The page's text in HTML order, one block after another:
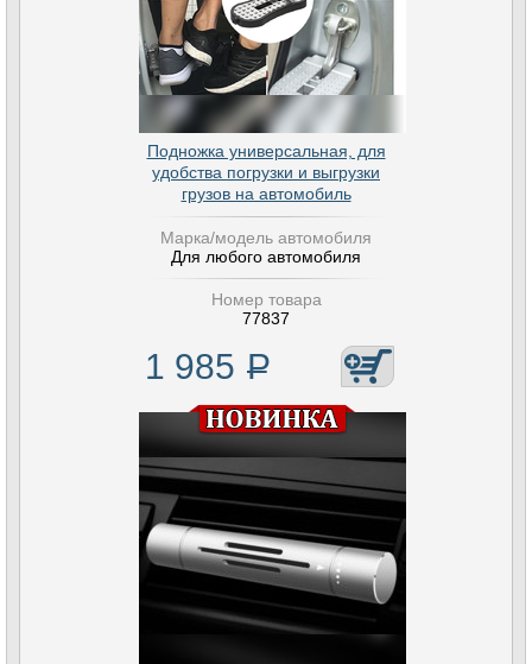
Подножка универсальная, для
удобства погрузки и выгрузки
грузов на автомобиль
Марка/модель автомобиля
Для любого автомобиля
Номер товара
77837
1 985 Р